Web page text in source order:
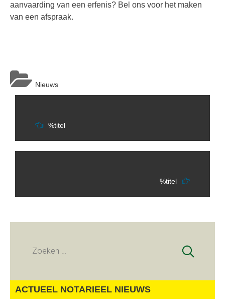
aanvaarding van een erfenis? Bel ons voor het maken
van een afspraak.
Nieuws
Berichtnavigatie
%titel
%titel
Zoeken
ACTUEEL NOTARIEEL NIEUWS